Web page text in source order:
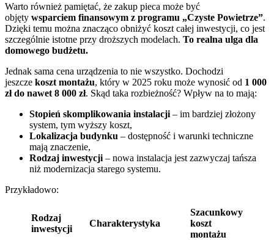
Warto również pamiętać, że zakup pieca może być
objęty wsparciem finansowym z programu „Czyste Powietrze”.
Dzięki temu można znacząco obniżyć koszt całej inwestycji, co jest
szczególnie istotne przy droższych modelach. To realna ulga dla
domowego budżetu.
Jednak sama cena urządzenia to nie wszystko. Dochodzi
jeszcze koszt montażu, który w 2025 roku może wynosić od 1 000
zł do nawet 8 000 zł. Skąd taka rozbieżność? Wpływ na to mają:
Stopień skomplikowania instalacji – im bardziej złożony
system, tym wyższy koszt,
Lokalizacja budynku – dostępność i warunki techniczne
mają znaczenie,
Rodzaj inwestycji – nowa instalacja jest zazwyczaj tańsza
niż modernizacja starego systemu.
Przykładowo:
Rodzaj
inwestycji
Charakterystyka
Szacunkowy
koszt
montażu